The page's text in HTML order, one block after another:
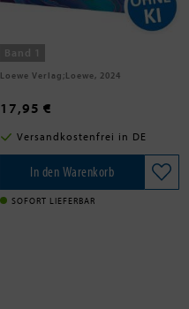
Kings & Thieves (Band 1) - Die
Band 1
Loewe Verlag;Loewe, 2024
17,95 €
Versandkostenfrei in DE
In den Warenkorb
SOFORT LIEFERBAR